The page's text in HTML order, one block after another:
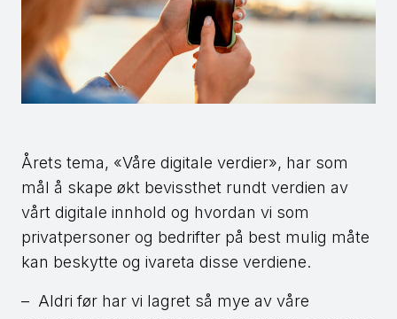
Årets tema, «Våre digitale verdier», har som
mål å skape økt bevissthet rundt verdien av
vårt digitale innhold og hvordan vi som
privatpersoner og bedrifter på best mulig måte
kan beskytte og ivareta disse verdiene.
– Aldri før har vi lagret så mye av våre